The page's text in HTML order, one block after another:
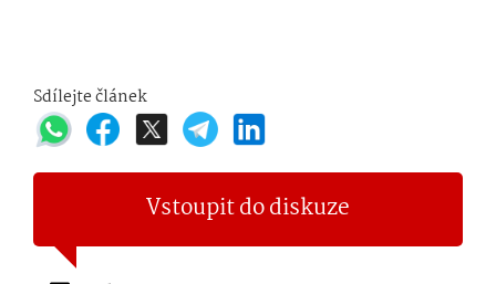
Sdílejte článek
Vstoupit do diskuze